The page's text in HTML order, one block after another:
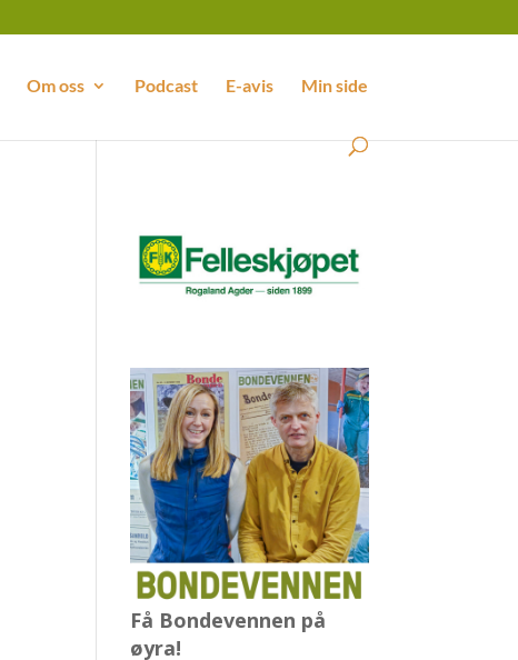
Om oss Podcast E-avis Min side
Få Bondevennen på
øyra!